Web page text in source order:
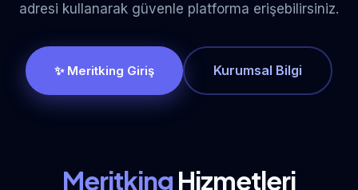
adresi kullanarak güvenle platforma erişebilirsiniz.
✨ Meritking Giriş Kurumsal Bilgi
Meritking Hizmetleri